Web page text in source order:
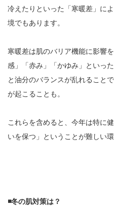
冷えたりといった「寒暖差」に
境でもあります。
寒暖差は肌のバリア機能に影響
感」「赤み」「かゆみ」といっ
と油分のバランスが乱れること
が起こることも。
これらを含めると、今年は特に
いを保つ」ということが難しい環
◾️冬の肌対策は？